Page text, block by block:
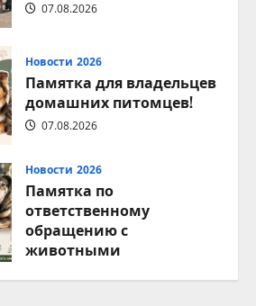
07.08.2026
Новости 2026
Памятка для владельцев
домашних питомцев!
07.08.2026
Новости 2026
Памятка по
ответственному
обращению с
животными